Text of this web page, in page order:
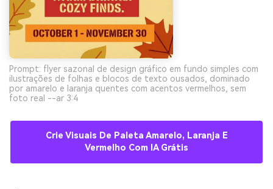
Prompt: flyer sazonal de design gráfico em fundo simples com
ilustrações de folhas e blocos de texto ousados, dominado
por amarelo e laranja quentes com acentos vermelhos, sem
foto real --ar 3:4
Crie Visuais De Paleta Amarelo, Laranja E
Vermelho Com IA Grátis